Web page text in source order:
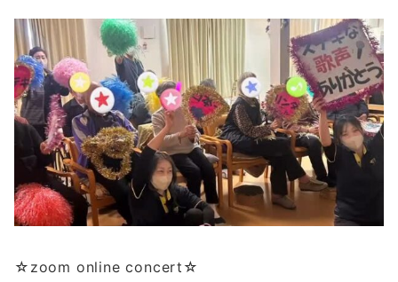
☆zoom online concert☆